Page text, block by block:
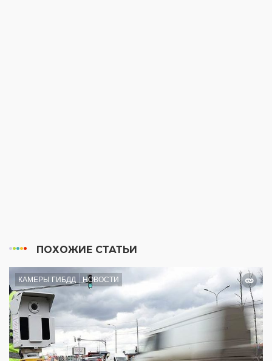
ПОХОЖИЕ СТАТЬИ
КАМЕРЫ ГИБДД НОВОСТИ